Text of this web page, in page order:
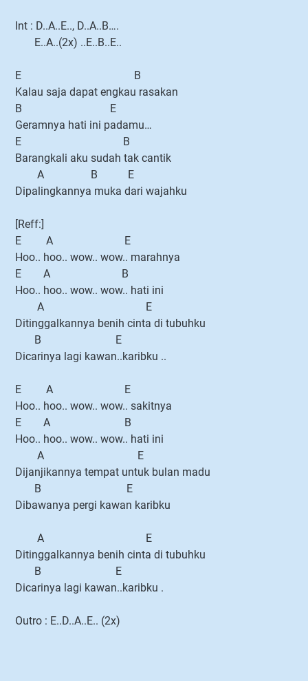
Int : D..A..E.., D..A..B….
E..A..(2x) ..E..B..E..
E B
Kalau saja dapat engkau rasakan
B E
Geramnya hati ini padamu…
E B
Barangkali aku sudah tak cantik
A B E
Dipalingkannya muka dari wajahku
[Reff:]
E A E
Hoo.. hoo.. wow.. wow.. marahnya
E A B
Hoo.. hoo.. wow.. wow.. hati ini
A E
Ditinggalkannya benih cinta di tubuhku
B E
Dicarinya lagi kawan..karibku ..
E A E
Hoo.. hoo.. wow.. wow.. sakitnya
E A B
Hoo.. hoo.. wow.. wow.. hati ini
A E
Dijanjikannya tempat untuk bulan madu
B E
Dibawanya pergi kawan karibku
A E
Ditinggalkannya benih cinta di tubuhku
B E
Dicarinya lagi kawan..karibku .
Outro : E..D..A..E.. (2x)